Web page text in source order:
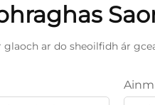
glaoch ar do sheoilfidh ár